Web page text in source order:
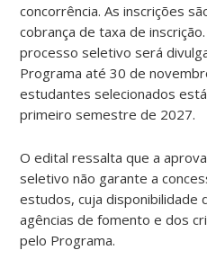
concorrência. As inscrições
cobrança de taxa de
processo seletivo será
Programa até 30 de
estudantes selecionados
primeiro semestre de 2027.
O edital ressalta que a
seletivo não garante a
estudos, cuja disponibilidade
agências de fomento e dos
pelo Programa.